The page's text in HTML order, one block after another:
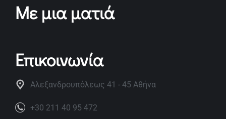
Με μια ματιά
Επικοινωνία
Αλεξανδρουπόλεως 41 - 45 Αθήνα
+30 211 40 95 472